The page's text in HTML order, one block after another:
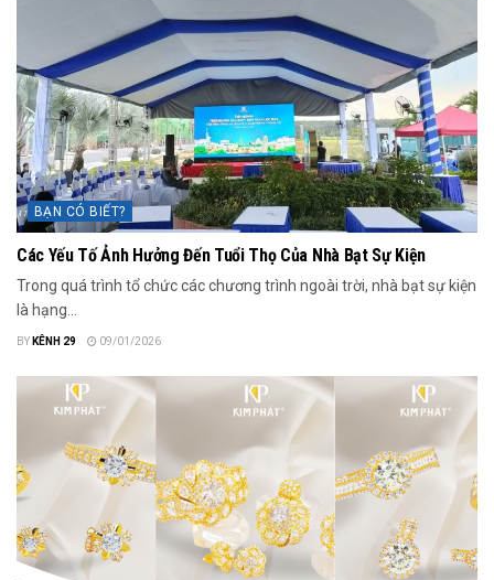
BẠN CÓ BIẾT?
Các Yếu Tố Ảnh Hưởng Đến Tuổi Thọ Của Nhà Bạt Sự Kiện
Trong quá trình tổ chức các chương trình ngoài trời, nhà bạt sự kiện
là hạng...
BY KÊNH 29 09/01/2026